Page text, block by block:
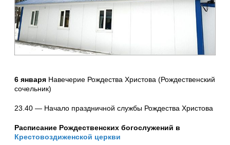
6 января Навечерие Рождества Христова (Рождественский
сочельник)
23.40 — Начало праздничной службы Рождества Христова
Расписание Рождественских богослужений в
Крестовоздиженской церкви